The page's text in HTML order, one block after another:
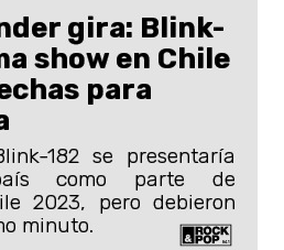
gira: Blink-
show en Chile
para
182 se presentaría
como parte de
2023, pero debieron
minuto.